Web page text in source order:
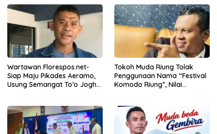
Wartawan Florespos.net-
Siap Maju Pikades Aeramo,
Usung Semangat To’o Jogho
Tokoh Muda Riung Tolak
Penggunaan Nama “Festival
Komodo Riung”, Nilai